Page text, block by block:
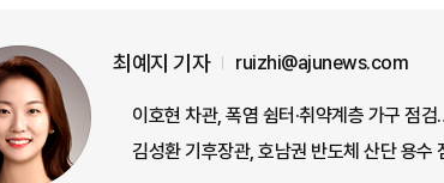
최예지 기자 ruizhi@ajunews.com
이호현 차관, 폭염 쉼터·취약계층 가구 점
김성환 기후장관, 호남권 반도체 산단 용